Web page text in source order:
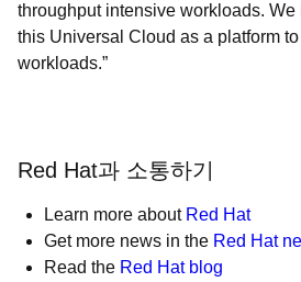
throughput intensive workloads. We
this Universal Cloud as a platform
workloads.”
Red Hat과 소통하기
Learn more about Red Hat
Get more news in the Red Hat
Read the Red Hat blog